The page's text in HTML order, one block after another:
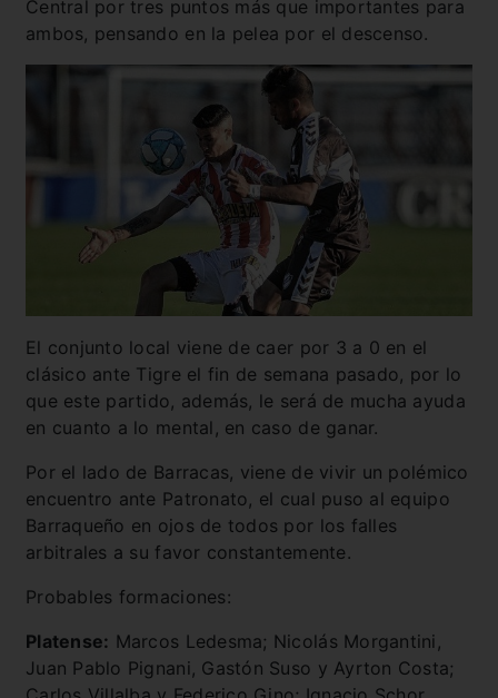
Central por tres puntos más que importantes para
ambos, pensando en la pelea por el descenso.
El conjunto local viene de caer por 3 a 0 en el
clásico ante Tigre el fin de semana pasado, por lo
que este partido, además, le será de mucha ayuda
en cuanto a lo mental, en caso de ganar.
Por el lado de Barracas, viene de vivir un polémico
encuentro ante Patronato, el cual puso al equipo
Barraqueño en ojos de todos por los falles
arbitrales a su favor constantemente.
Probables formaciones:
Platense: Marcos Ledesma; Nicolás Morgantini,
Juan Pablo Pignani, Gastón Suso y Ayrton Costa;